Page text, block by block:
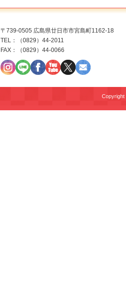
〒739-0505 広島県廿日市市宮島町1162-18
TEL：（0829）44-2011
FAX：（0829）44-0066
Copyright